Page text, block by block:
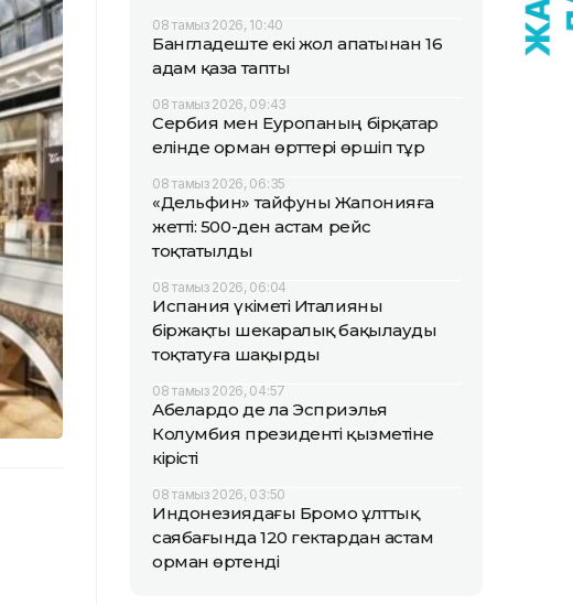
08 тамыз 2026, 10:40
Бангладеште екі жол апатынан 16
адам қаза тапты
08 тамыз 2026, 09:43
Сербия мен Еуропаның бірқатар
елінде орман өрттері өршіп тұр
08 тамыз 2026, 06:35
«Дельфин» тайфуны Жапонияға
жетті: 500-ден астам рейс
тоқтатылды
08 тамыз 2026, 06:04
Испания үкіметі Италияны
біржақты шекаралық бақылауды
тоқтатуға шақырды
08 тамыз 2026, 04:57
Абелардо де ла Эсприэлья
Колумбия президенті қызметіне
кірісті
08 тамыз 2026, 03:50
Индонезиядағы Бромо ұлттық
саябағында 120 гектардан астам
орман өртенді